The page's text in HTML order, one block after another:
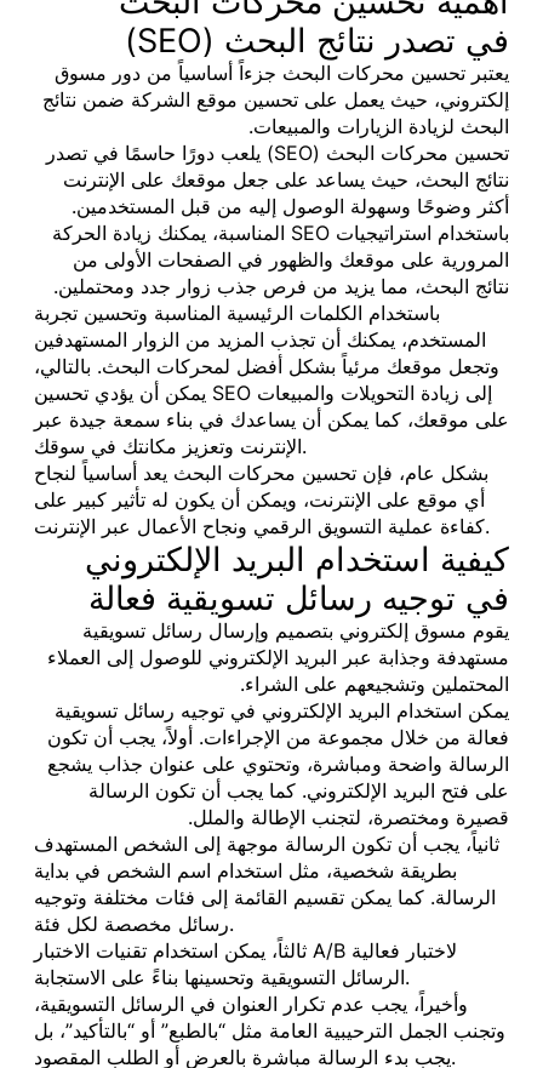
(SEO) في تصدر نتائج البحث
يعتبر تحسين محركات البحث جزءاً أساسياً من دور مسوق
إلكتروني، حيث يعمل على تحسين موقع الشركة ضمن نتائج
البحث لزيادة الزيارات والمبيعات.
تحسين محركات البحث (SEO) يلعب دورًا حاسمًا في تصدر
نتائج البحث، حيث يساعد على جعل موقعك على الإنترنت
أكثر وضوحًا وسهولة الوصول إليه من قبل المستخدمين.
باستخدام استراتيجيات SEO المناسبة، يمكنك زيادة الحركة
المرورية على موقعك والظهور في الصفحات الأولى من
نتائج البحث، مما يزيد من فرص جذب زوار جدد ومحتملين.
باستخدام الكلمات الرئيسية المناسبة وتحسين تجربة
المستخدم، يمكنك أن تجذب المزيد من الزوار المستهدفين
وتجعل موقعك مرئياً بشكل أفضل لمحركات البحث. بالتالي،
يمكن أن يؤدي تحسين SEO إلى زيادة التحويلات والمبيعات
على موقعك، كما يمكن أن يساعدك في بناء سمعة جيدة عبر
الإنترنت وتعزيز مكانتك في سوقك.
بشكل عام، فإن تحسين محركات البحث يعد أساسياً لنجاح
أي موقع على الإنترنت، ويمكن أن يكون له تأثير كبير على
كفاءة عملية التسويق الرقمي ونجاح الأعمال عبر الإنترنت.
كيفية استخدام البريد الإلكتروني
في توجيه رسائل تسويقية فعالة
يقوم مسوق إلكتروني بتصميم وإرسال رسائل تسويقية
مستهدفة وجذابة عبر البريد الإلكتروني للوصول إلى العملاء
المحتملين وتشجيعهم على الشراء.
يمكن استخدام البريد الإلكتروني في توجيه رسائل تسويقية
فعالة من خلال مجموعة من الإجراءات. أولاً، يجب أن تكون
الرسالة واضحة ومباشرة، وتحتوي على عنوان جذاب يشجع
على فتح البريد الإلكتروني. كما يجب أن تكون الرسالة
قصيرة ومختصرة، لتجنب الإطالة والملل.
ثانياً، يجب أن تكون الرسالة موجهة إلى الشخص المستهدف
بطريقة شخصية، مثل استخدام اسم الشخص في بداية
الرسالة. كما يمكن تقسيم القائمة إلى فئات مختلفة وتوجيه
رسائل مخصصة لكل فئة.
ثالثاً، يمكن استخدام تقنيات الاختبار A/B لاختبار فعالية
الرسائل التسويقية وتحسينها بناءً على الاستجابة.
وأخيراً، يجب عدم تكرار العنوان في الرسائل التسويقية،
وتجنب الجمل الترحيبية العامة مثل “بالطبع” أو “بالتأكيد”، بل
يجب بدء الرسالة مباشرة بالعرض أو الطلب المقصود.